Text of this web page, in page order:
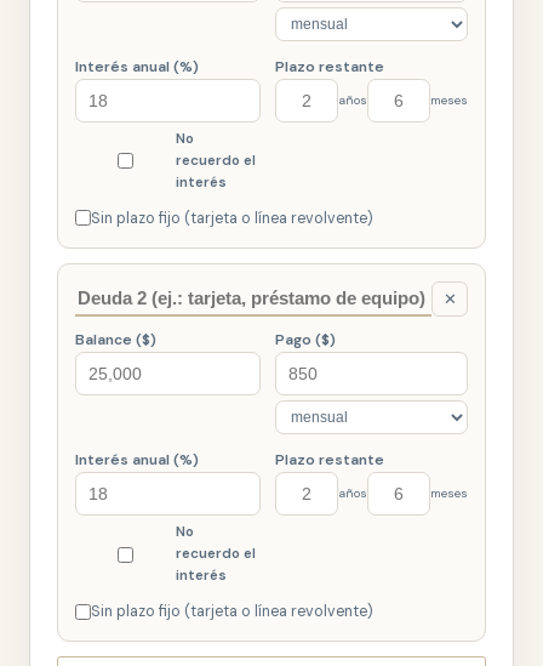
Interés anual (%)
No
recuerdo el
interés
Plazo restante
años meses
Sin plazo fijo (tarjeta o línea revolvente)
✕
Balance ($) Pago ($)
Interés anual (%)
No
recuerdo el
interés
Plazo restante
años meses
Sin plazo fijo (tarjeta o línea revolvente)